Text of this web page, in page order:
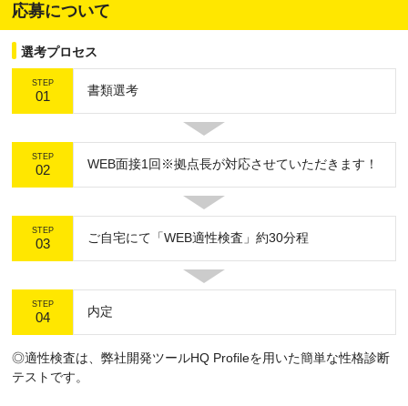
応募について
選考プロセス
STEP
01 書類選考
STEP
02 WEB面接1回※拠点長が対応させていただきます！
STEP
03 ご自宅にて「WEB適性検査」約30分程
STEP
04 内定
◎適性検査は、弊社開発ツールHQ Profileを用いた簡単な性格診断
テストです。